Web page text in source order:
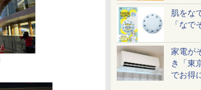
肌をな
「なで
家電が
き「東
でお得